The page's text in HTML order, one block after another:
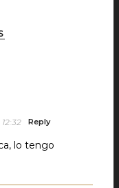
Reply
lo tengo